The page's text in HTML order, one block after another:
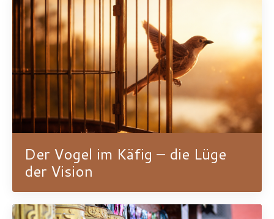
Der Vogel im Käfig – die Lüge
der Vision